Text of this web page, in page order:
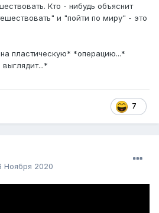
Кто - нибудь объяснит
и "пойти по миру" - это
пластическую* *операцию...*
7
Ноября 2020